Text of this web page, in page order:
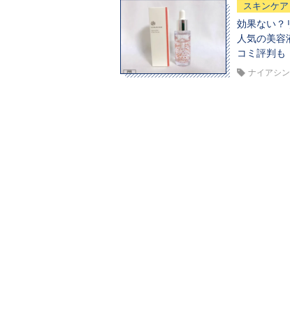
スキンケア
効果ない？
人気の美容
コミ評判も
ナイアシ